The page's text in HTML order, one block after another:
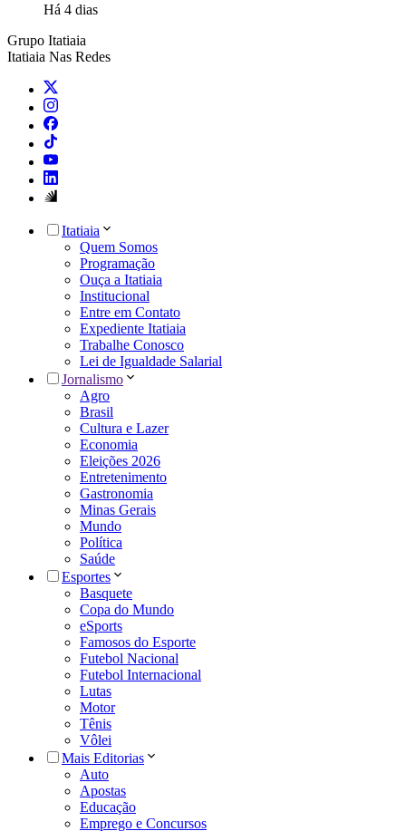
Há 4 dias
Grupo Itatiaia
Itatiaia Nas Redes
Itatiaia
Quem Somos
Programação
Ouça a Itatiaia
Institucional
Entre em Contato
Expediente Itatiaia
Trabalhe Conosco
Lei de Igualdade Salarial
Jornalismo
Agro
Brasil
Cultura e Lazer
Economia
Eleições 2026
Entretenimento
Gastronomia
Minas Gerais
Mundo
Política
Saúde
Esportes
Basquete
Copa do Mundo
eSports
Famosos do Esporte
Futebol Nacional
Futebol Internacional
Lutas
Motor
Tênis
Vôlei
Mais Editorias
Auto
Apostas
Educação
Emprego e Concursos